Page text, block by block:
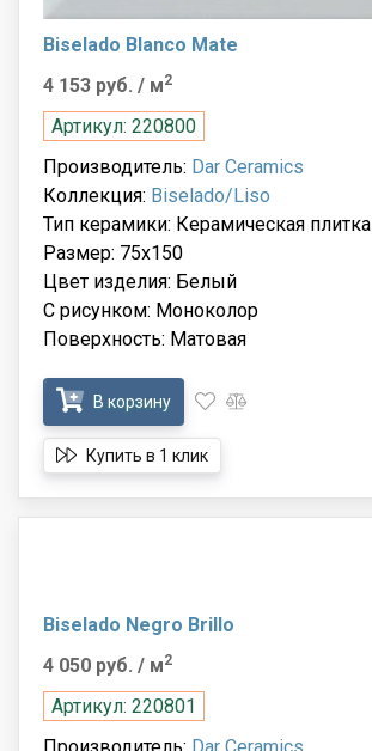
Biselado Blanco Mate
4 153 руб. / м2
Артикул: 220800
Производитель: Dar Ceramics
Коллекция: Biselado/Liso
Тип керамики: Керамическая плитка
Размер: 75x150
Цвет изделия: Белый
С рисунком: Моноколор
Поверхность: Матовая
В корзину
Купить в 1 клик
Biselado Negro Brillo
4 050 руб. / м2
Артикул: 220801
Производитель: Dar Ceramics